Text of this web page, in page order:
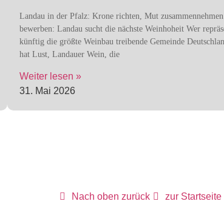
Landau in der Pfalz: Krone richten, Mut zusammennehmen
bewerben: Landau sucht die nächste Weinhoheit Wer
künftig die größte Weinbau treibende Gemeinde
hat Lust, Landauer Wein, die
Weiter lesen »
31. Mai 2026
Nach oben zurück zur Startseite